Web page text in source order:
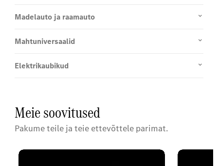
Madelauto ja raamauto
Mahtuniversaalid
Elektrikaubikud
Meie soovitused
Pakume teile ja teie ettevõttele parimat.